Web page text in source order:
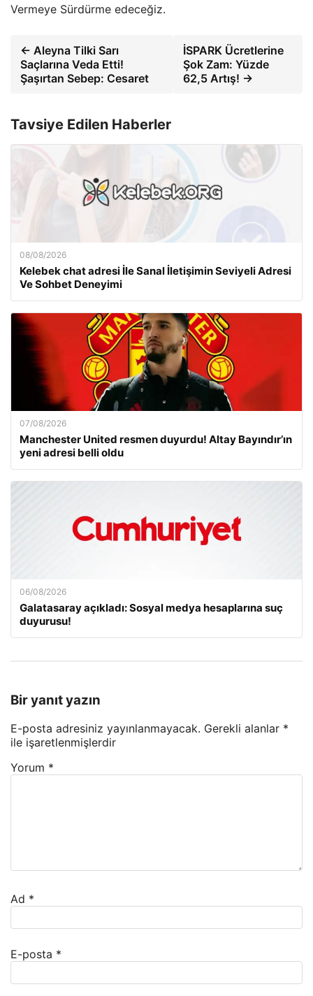
Vermeye Sürdürme edeceğiz.
← Aleyna Tilki Sarı
Saçlarına Veda Etti!
Şaşırtan Sebep: Cesaret
İSPARK Ücretlerine
Şok Zam: Yüzde
62,5 Artış! →
Tavsiye Edilen Haberler
08/08/2026
Kelebek chat adresi İle Sanal İletişimin Seviyeli Adresi
Ve Sohbet Deneyimi
07/08/2026
Manchester United resmen duyurdu! Altay Bayındır’ın
yeni adresi belli oldu
06/08/2026
Galatasaray açıkladı: Sosyal medya hesaplarına suç
duyurusu!
Bir yanıt yazın
E-posta adresiniz yayınlanmayacak. Gerekli alanlar *
ile işaretlenmişlerdir
Yorum *
Ad *
E-posta *